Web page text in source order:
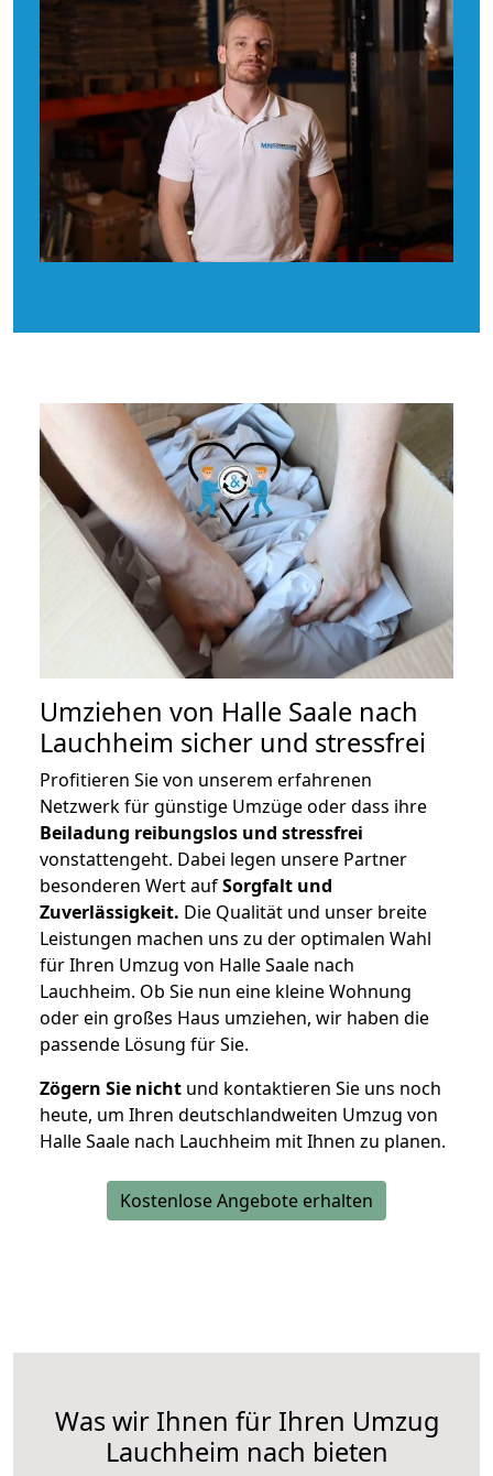
Umziehen von Halle Saale nach
Lauchheim sicher und stressfrei
Profitieren Sie von unserem erfahrenen
Netzwerk für günstige Umzüge oder dass ihre
Beiladung reibungslos und stressfrei
vonstattengeht. Dabei legen unsere Partner
besonderen Wert aufSorgfalt und
Zuverlässigkeit. Die Qualität und unser breite
Leistungen machen uns zu der optimalen Wahl
für Ihren Umzug von Halle Saale nach
Lauchheim. Ob Sie nun eine kleine Wohnung
oder ein großes Haus umziehen, wir haben die
passende Lösung für Sie.
Zögern Sie nicht und kontaktieren Sie uns noch
heute, um Ihren deutschlandweiten Umzug von
Halle Saale nach Lauchheim mit Ihnen zu planen.
Kostenlose Angebote erhalten
Was wir Ihnen für Ihren Umzug
Lauchheim nach bieten